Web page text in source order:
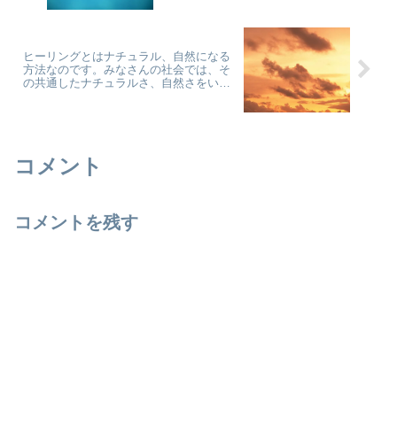
ヒーリングとはナチュラル、自然になる
方法なのです。みなさんの社会では、そ
の共通したナチュラルさ、自然さをいつ
コメント
コメントを残す